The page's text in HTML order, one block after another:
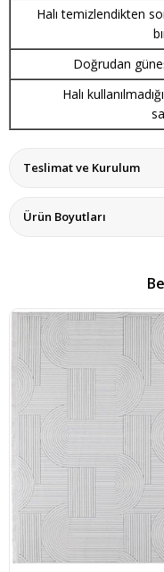
Halı temizlendikten
Doğrudan
Halı
Teslimat ve Kurulum
Ürün Boyutları